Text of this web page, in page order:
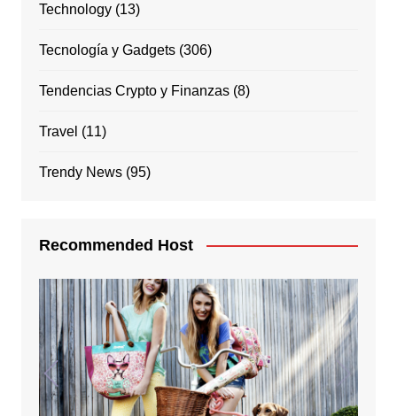
Technology(13)
Tecnología y Gadgets(306)
Tendencias Crypto y Finanzas(8)
Travel (11)
Trendy News(95)
Recommended Host